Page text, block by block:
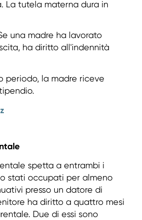
La tutela materna dura in
una madre ha lavorato
ha diritto all'indennità
periodo, la madre riceve
spetta a entrambi i
stati occupati per almeno
presso un datore di
ha diritto a quattro mesi
Due di essi sono